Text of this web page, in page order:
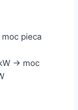
pieca
-> moc